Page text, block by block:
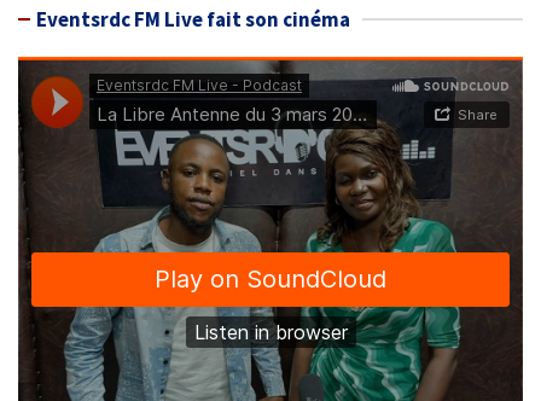
Eventsrdc FM Live fait son cinéma